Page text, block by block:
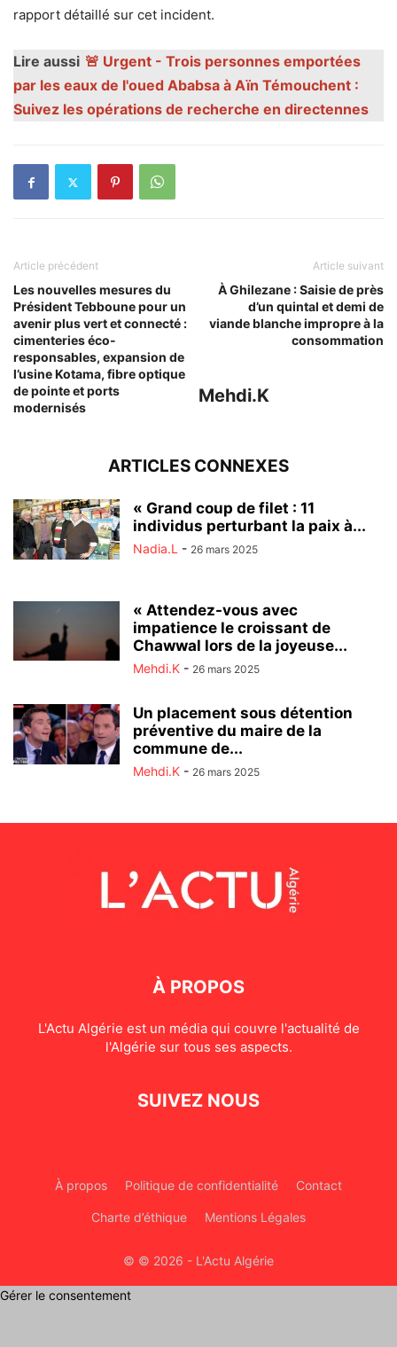
rapport détaillé sur cet incident.
Lire aussi 🚨 Urgent - Trois personnes emportées
par les eaux de l'oued Ababsa à Aïn Témouchent :
Suivez les opérations de recherche en directennes
Article précédent
Les nouvelles mesures du
Président Tebboune pour un
avenir plus vert et connecté :
cimenteries éco-
responsables, expansion de
l’usine Kotama, fibre optique
de pointe et ports
modernisés
Article suivant
À Ghilezane : Saisie de près
d’un quintal et demi de
viande blanche impropre à la
consommation
Mehdi.K
ARTICLES CONNEXES
« Grand coup de filet : 11
individus perturbant la paix à...
Nadia.L - 26 mars 2025
« Attendez-vous avec
impatience le croissant de
Chawwal lors de la joyeuse...
Mehdi.K - 26 mars 2025
Un placement sous détention
préventive du maire de la
commune de...
Mehdi.K - 26 mars 2025
À PROPOS
L'Actu Algérie est un média qui couvre l'actualité de
l'Algérie sur tous ses aspects.
SUIVEZ NOUS
À propos Politique de confidentialité Contact
Charte d’éthique Mentions Légales
© © 2026 - L'Actu Algérie
Gérer le consentement